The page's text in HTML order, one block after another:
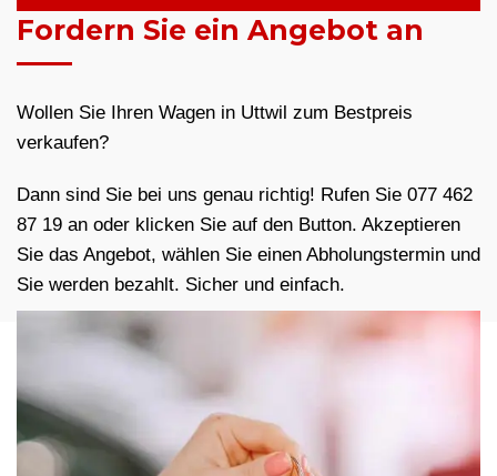
Fordern Sie ein Angebot an
Wollen Sie Ihren Wagen in Uttwil zum Bestpreis
verkaufen?
Dann sind Sie bei uns genau richtig! Rufen Sie 077 462
87 19 an oder klicken Sie auf den Button. Akzeptieren
Sie das Angebot, wählen Sie einen Abholungstermin und
Sie werden bezahlt. Sicher und einfach.